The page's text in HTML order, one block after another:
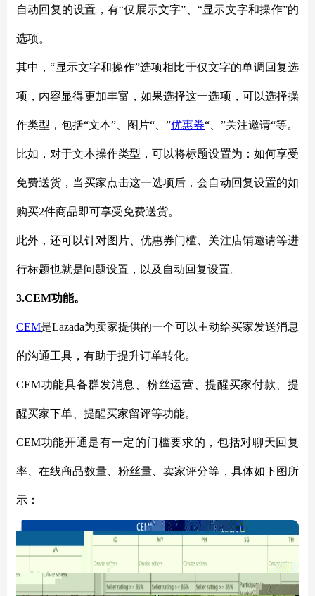
自动回复的设置，有“仅展示文字”、“显示文字和操作”的
选项。
其中，“显示文字和操作”选项相比于仅文字的单调回复选
项，内容显得更加丰富，如果选择这一选项，可以选择操
作类型，包括“文本”、图片“、”优惠券“、”关注邀请“等。
比如，对于文本操作类型，可以将标题设置为：如何享受
免费送货，当买家点击这一选项后，会自动回复设置的如
购买2件商品即可享受免费送货。
此外，还可以针对图片、优惠券门槛、关注店铺邀请等进
行标题也就是问题设置，以及自动回复设置。
3.CEM功能。
CEM是Lazada为卖家提供的一个可以主动给买家发送消息
的沟通工具，有助于提升订单转化。
CEM功能具备群发消息、粉丝运营、提醒买家付款、提
醒买家下单、提醒买家留评等功能。
CEM功能开通是有一定的门槛要求的，包括对聊天回复
率、在线商品数量、粉丝量、卖家评分等，具体如下图所
示：